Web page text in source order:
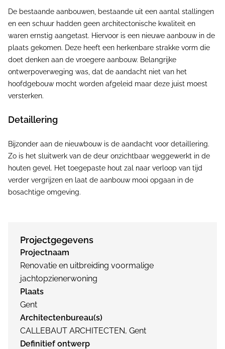
De bestaande aanbouwen, bestaande uit een aantal stallingen
en een schuur hadden geen architectonische kwaliteit en
waren ernstig aangetast. Hiervoor is een nieuwe aanbouw in de
plaats gekomen. Deze heeft een herkenbare strakke vorm die
doet denken aan de vroegere aanbouw. Belangrijke
ontwerpoverweging was, dat de aandacht niet van het
hoofdgebouw mocht worden afgeleid maar deze juist moest
versterken.
Detaillering
Bijzonder aan de nieuwbouw is de aandacht voor detaillering.
Zo is het sluitwerk van de deur onzichtbaar weggewerkt in de
houten gevel. Het toegepaste hout zal naar verloop van tijd
verder vergrijzen en laat de aanbouw mooi opgaan in de
bosachtige omgeving.
Projectgegevens
Projectnaam
Renovatie en uitbreiding voormalige
jachtopzienerwoning
Plaats
Gent
Architectenbureau(s)
CALLEBAUT ARCHITECTEN, Gent
Definitief ontwerp